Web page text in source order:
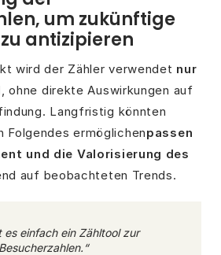
um zukünftige
antizipieren
wird der Zähler verwendet nur
, ohne direkte Auswirkungen auf
Langfristig könnten
Folgendes ermöglichenpassen
und die Valorisierung des
auf beobachteten Trends.
es einfach ein Zähltool zur